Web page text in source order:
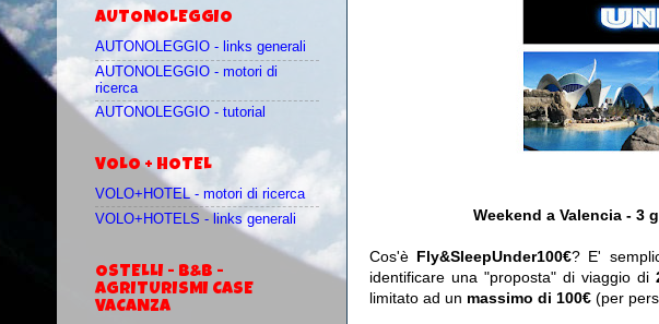
Weekend a Valencia - 3
Cos'è Fly&SleepUnder100€? E'
identificare una "proposta" di viaggio di
limitato ad un massimo di 100€ (per
AUTONOLEGGIO
AUTONOLEGGIO - links generali
AUTONOLEGGIO - motori di
ricerca
AUTONOLEGGIO - tutorial
VOLO + HOTEL
VOLO+HOTEL - motori di ricerca
VOLO+HOTELS - links generali
OSTELLI - B&B -
AGRITURISMI CASE
VACANZA